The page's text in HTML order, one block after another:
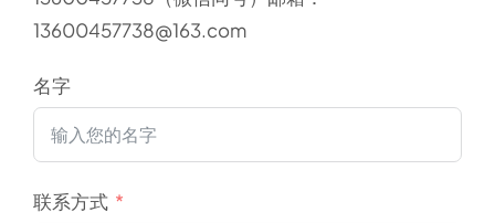
13600457738@163.com
名字
联系方式